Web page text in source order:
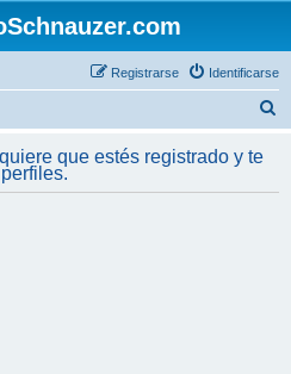
Identificarse
Registrarse
c
que estés registrado y te